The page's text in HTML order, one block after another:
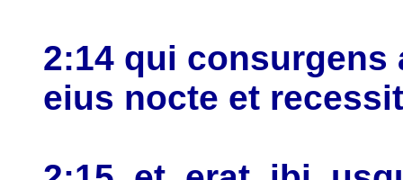
2:14 qui consurgens
eius nocte et